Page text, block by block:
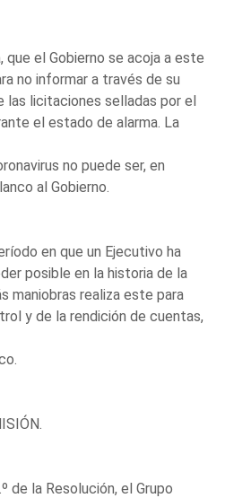
que el Gobierno se acoja a este
no informar a través de su
licitaciones selladas por el
el estado de alarma. La
no puede ser, en
al Gobierno.
en que un Ejecutivo ha
posible en la historia de la
maniobras realiza este para
y de la rendición de cuentas,
de la Resolución, el Grupo